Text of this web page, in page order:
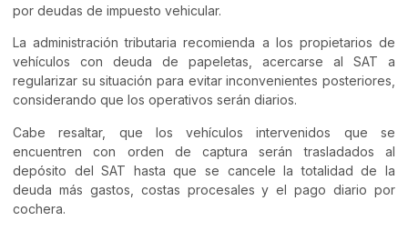
por deudas de impuesto vehicular.
La administración tributaria recomienda a los propietarios de
vehículos con deuda de papeletas, acercarse al SAT a
regularizar su situación para evitar inconvenientes posteriores,
considerando que los operativos serán diarios.
Cabe resaltar, que los vehículos intervenidos que se
encuentren con orden de captura serán trasladados al
depósito del SAT hasta que se cancele la totalidad de la
deuda más gastos, costas procesales y el pago diario por
cochera.